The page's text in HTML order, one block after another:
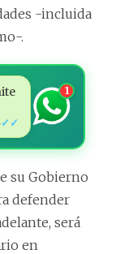
-incluida
.
✓✓
1
su Gobierno
defender
será
en